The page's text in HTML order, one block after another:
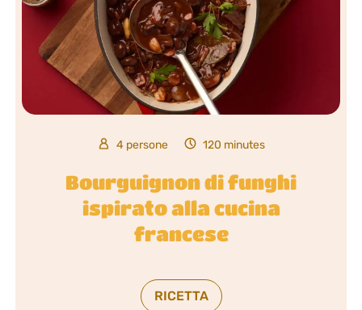
4 persone 120 minutes
Bourguignon di funghi
ispirato alla cucina
francese
RICETTA